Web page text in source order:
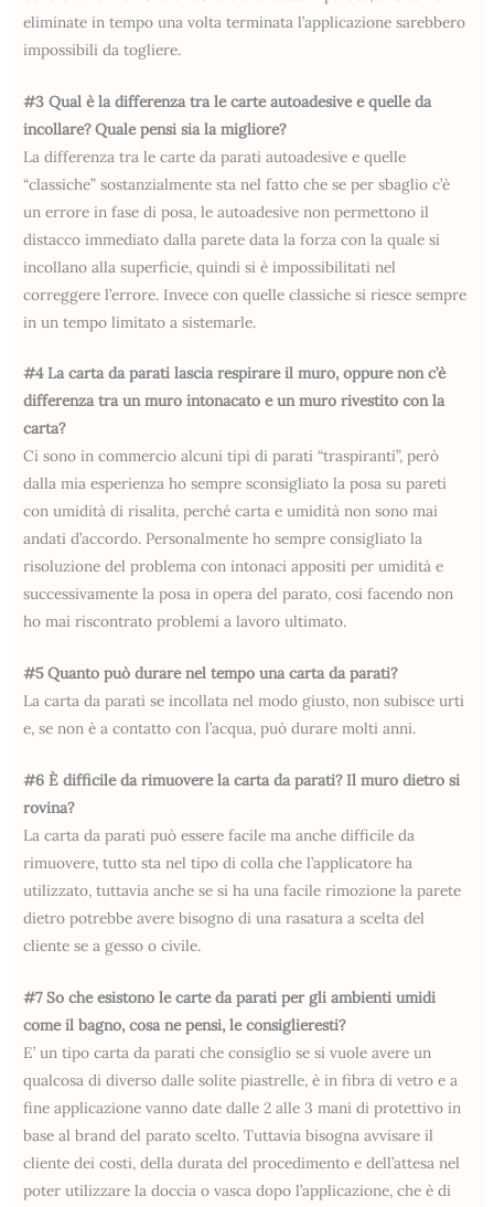
eliminate in tempo una volta terminata l’applicazione sarebbero
impossibili da togliere.
#3 Qual è la differenza tra le carte autoadesive e quelle da
incollare? Quale pensi sia la migliore?
La differenza tra le carte da parati autoadesive e quelle
“classiche” sostanzialmente sta nel fatto che se per sbaglio c’è
un errore in fase di posa, le autoadesive non permettono il
distacco immediato dalla parete data la forza con la quale si
incollano alla superficie, quindi si è impossibilitati nel
correggere l’errore. Invece con quelle classiche si riesce sempre
in un tempo limitato a sistemarle.
#4 La carta da parati lascia respirare il muro, oppure non c’è
differenza tra un muro intonacato e un muro rivestito con la
carta?
Ci sono in commercio alcuni tipi di parati “traspiranti”, però
dalla mia esperienza ho sempre sconsigliato la posa su pareti
con umidità di risalita, perché carta e umidità non sono mai
andati d’accordo. Personalmente ho sempre consigliato la
risoluzione del problema con intonaci appositi per umidità e
successivamente la posa in opera del parato, cosi facendo non
ho mai riscontrato problemi a lavoro ultimato.
#5 Quanto può durare nel tempo una carta da parati?
La carta da parati se incollata nel modo giusto, non subisce urti
e, se non è a contatto con l’acqua, può durare molti anni.
#6 È difficile da rimuovere la carta da parati? Il muro dietro si
rovina?
La carta da parati può essere facile ma anche difficile da
rimuovere, tutto sta nel tipo di colla che l’applicatore ha
utilizzato, tuttavia anche se si ha una facile rimozione la parete
dietro potrebbe avere bisogno di una rasatura a scelta del
cliente se a gesso o civile.
#7 So che esistono le carte da parati per gli ambienti umidi
come il bagno, cosa ne pensi, le consiglieresti?
E’ un tipo carta da parati che consiglio se si vuole avere un
qualcosa di diverso dalle solite piastrelle, è in fibra di vetro e a
fine applicazione vanno date dalle 2 alle 3 mani di protettivo in
base al brand del parato scelto. Tuttavia bisogna avvisare il
cliente dei costi, della durata del procedimento e dell’attesa nel
poter utilizzare la doccia o vasca dopo l’applicazione, che è di